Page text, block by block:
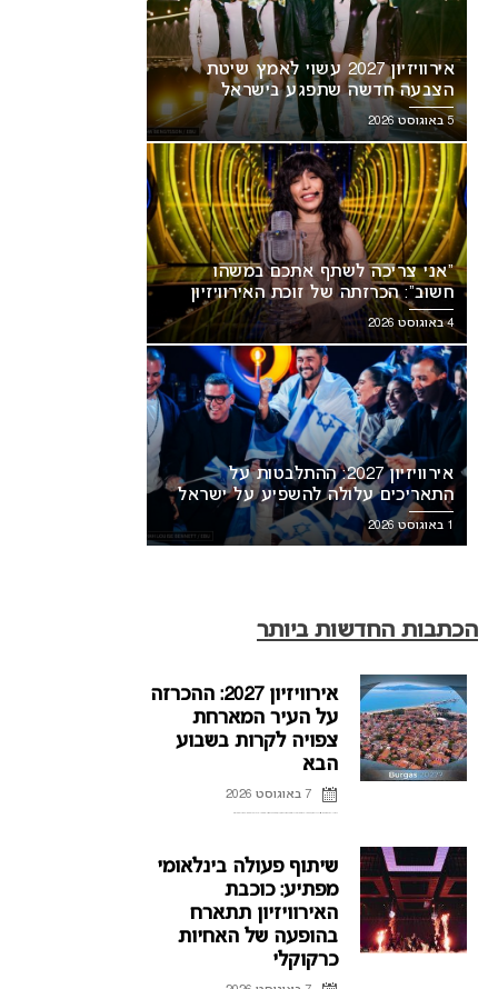
אירוויזיון 2027 עשוי לאמץ שיטת
הצבעה חדשה שתפגע בישראל
5 באוגוסט 2026
“אני צריכה לשתף אתכם במשהו
חשוב”: הכרזתה של זוכת האירוויזיון
מסעירה את הרשת
4 באוגוסט 2026
אירוויזיון 2027: ההתלבטות על
התאריכים עלולה להשפיע על ישראל
1 באוגוסט 2026
הכתבות החדשות ביותר
אירוויזיון 2027: ההכרזה
על העיר המארחת
צפויה לקרות בשבוע
הבא
7 באוגוסט 2026
שיתוף פעולה בינלאומי
מפתיע: כוכבת
האירוויזיון תתארח
בהופעה של האחיות
כרקוקלי